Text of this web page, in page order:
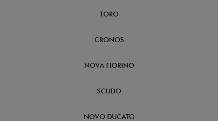
TORO
CRONOS
NOVA FIORINO
SCUDO
NOVO DUCATO